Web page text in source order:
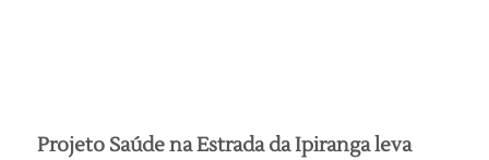
Projeto Saúde na Estrada da Ipiranga leva